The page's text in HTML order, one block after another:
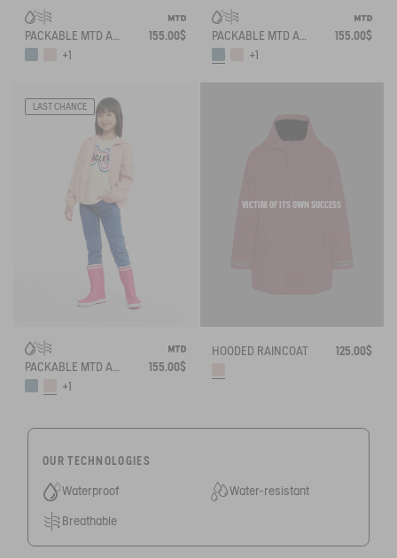
PACKABLE MTD AND UVC JACKET
155.00$
+1
PACKABLE MTD AND UVC JACKET
155.00$
+1
LAST CHANCE
PACKABLE MTD AND UVC JACKET
155.00$
+1
VICTIM OF ITS OWN SUCCESS
HOODED RAINCOAT 125.00$
OUR TECHNOLOGIES
Waterproof Water-resistant
Breathable